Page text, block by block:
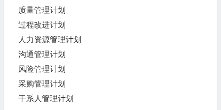
质量管理计划
过程改进计划
人力资源管理计划
沟通管理计划
风险管理计划
采购管理计划
干系人管理计划